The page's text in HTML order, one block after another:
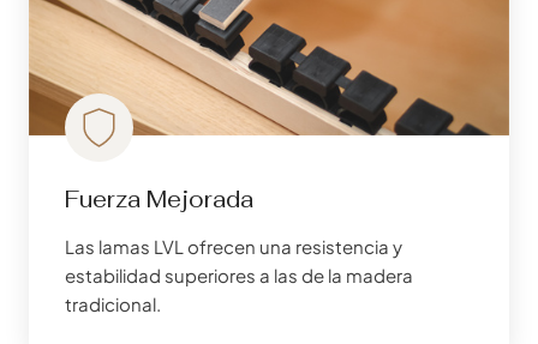
Fuerza Mejorada
Las lamas LVL ofrecen una resistencia y
estabilidad superiores a las de la madera
tradicional.